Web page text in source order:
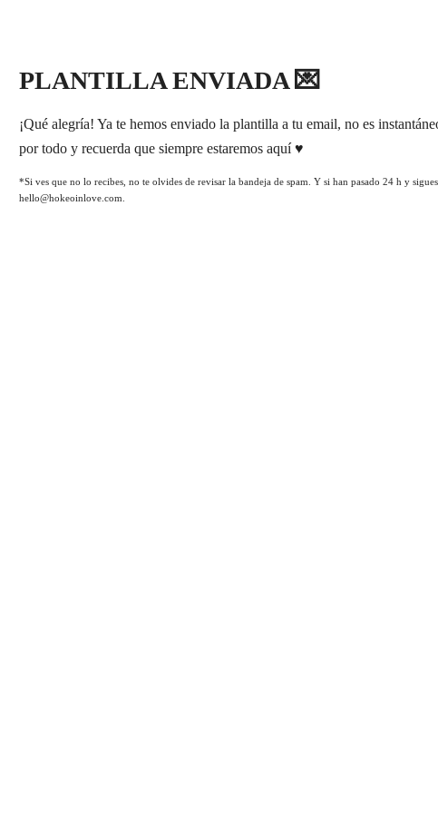
PLANTILLA ENVIADA 💌
¡Qué alegría! Ya te hemos enviado la plantilla a tu email, no es
por todo y recuerda que siempre estaremos aquí ♥️
*Si ves que no lo recibes, no te olvides de revisar la bandeja de spam. Y si han pasado 24 h y
hello@hokeoinlove.com.